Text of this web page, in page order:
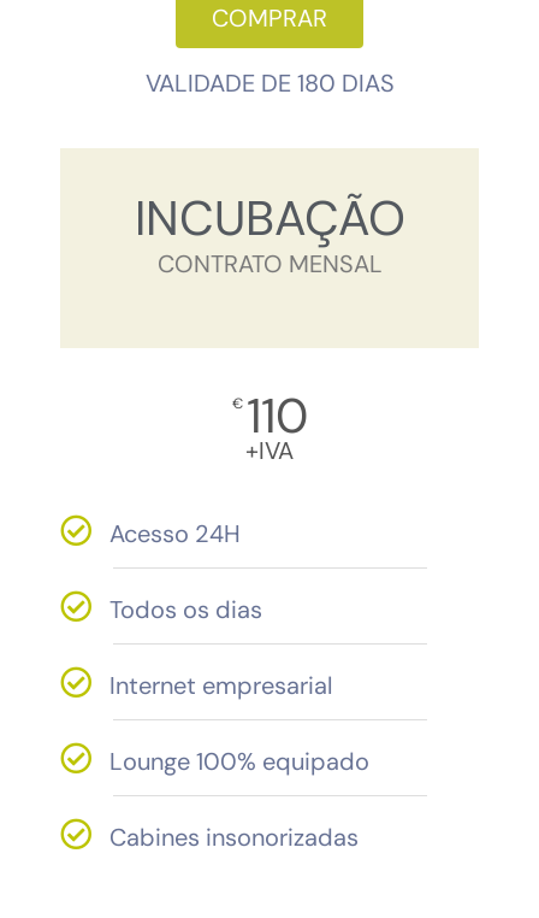
COMPRAR
VALIDADE DE 180 DIAS
INCUBAÇÃO
CONTRATO MENSAL
€ 110
+IVA
Acesso 24H
Todos os dias
Internet empresarial
Lounge 100% equipado
Cabines insonorizadas